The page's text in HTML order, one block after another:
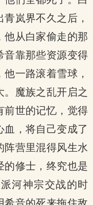
岚界不久之后，
他从白家偷走的那
音靠那些资源变得
一路滚着雪球，
。魔族之乱开启之
前世的记忆，觉得
血，将自己变成了
阵营里混得风生水
的修士，终究也是
河神宗交战的时